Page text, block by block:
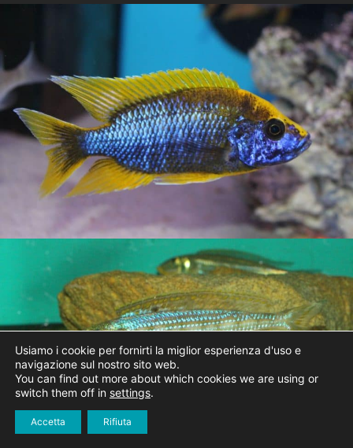
Usiamo i cookie per fornirti la miglior esperienza d'uso e
navigazione sul nostro sito web.
You can find out more about which cookies we are using or
switch them off in settings.
Accetta Rifiuta